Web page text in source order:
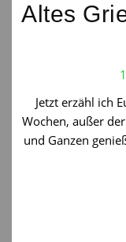
Altes
Jetzt erzähl ich
Wochen, außer
und Ganzen